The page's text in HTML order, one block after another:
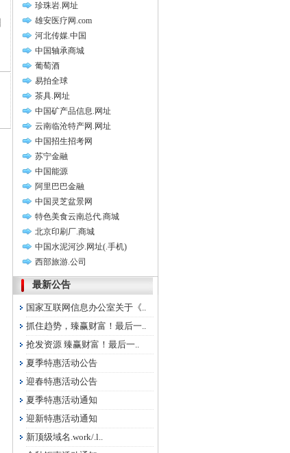
珍珠岩.网址
雄安医疗网.com
河北传媒.中国
中国轴承商城
葡萄酒
易拍全球
茶具.网址
中国矿产品信息.网址
云南临沧特产网.网址
中国招生招考网
苏宁金融
中国能源
阿里巴巴金融
中国灵芝盆景网
特色美食云南总代.商城
北京印刷厂.商城
中国水泥河沙.网址(.手机)
西部旅游.公司
最新公告
国家互联网信息办公室关于《..
抓住趋势，臻赢财富！最后一..
抢发资源 臻赢财富！最后一..
夏季特惠活动公告
迎春特惠活动公告
夏季特惠活动通知
迎新特惠活动通知
新顶级域名.work/.l..